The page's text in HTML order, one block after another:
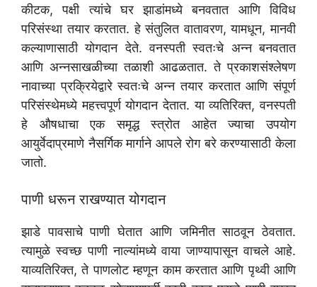
कीटक, पक्षी त्यांचे घर झाडांमध्ये बनवतात आणि विविध
परिसंस्था तयार करतात. हे संतुलित वातावरण, यामधून, मानवी
कल्याणासाठी योगदान देते. वनस्पती स्वतःचे अन्न बनवतात
आणि अन्नसाखळीच्या तळाशी आढळतात. ते प्रकाशसंश्लेषण
नावाच्या प्रक्रियेद्वारे स्वतःचे अन्न तयार करतात आणि संपूर्ण
परिसंस्थेमध्ये महत्त्वपूर्ण योगदान देतात. या व्यतिरिक्त, वनस्पती
हे औषधाचा एक समृद्ध स्त्रोत आहेत ज्याचा उपयोग
आयुर्वेदाप्रमाणे नैसर्गिक मार्गाने आपले रोग बरे करण्यासाठी केला
जातो.
पाणी धरून राखण्यात योगदान
झाडे पावसाचे पाणी घेतात आणि जमिनीत साठवून ठेवतात.
त्यामुळे स्वच्छ पाणी नाल्यांमध्ये वाया जाण्यापासून वाचले आहे.
याव्यतिरिक्त, ते पाणलोट म्हणून काम करतात आणि पृथ्वी आणि